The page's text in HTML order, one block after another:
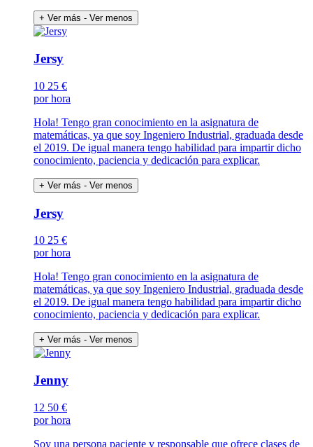
+ Ver más - Ver menos
Jersy
10 25 €
por hora
Hola! Tengo gran conocimiento en la asignatura de
matemáticas, ya que soy Ingeniero Industrial, graduada desde
el 2019. De igual manera tengo habilidad para impartir dicho
conocimiento, paciencia y dedicación para explicar.
+ Ver más - Ver menos
Jersy
10 25 €
por hora
Hola! Tengo gran conocimiento en la asignatura de
matemáticas, ya que soy Ingeniero Industrial, graduada desde
el 2019. De igual manera tengo habilidad para impartir dicho
conocimiento, paciencia y dedicación para explicar.
+ Ver más - Ver menos
Jenny
12 50 €
por hora
Soy una persona paciente y responsable que ofrece clases de